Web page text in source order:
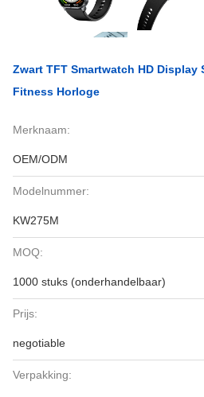
Zwart TFT Smartwatch HD Display
Fitness Horloge
Merknaam:
OEM/ODM
Modelnummer:
KW275M
MOQ:
1000 stuks (onderhandelbaar)
Prijs:
negotiable
Verpakking: